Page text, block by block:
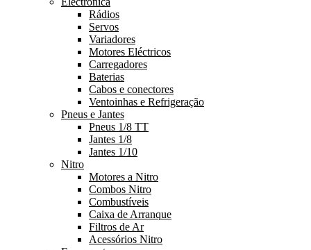
Rádios
Servos
Variadores
Motores Eléctricos
Carregadores
Baterias
Cabos e conectores
Ventoinhas e Refrigeração
Pneus e Jantes
Pneus 1/8 TT
Jantes 1/8
Jantes 1/10
Nitro
Motores a Nitro
Combos Nitro
Combustíveis
Caixa de Arranque
Filtros de Ar
Acessórios Nitro